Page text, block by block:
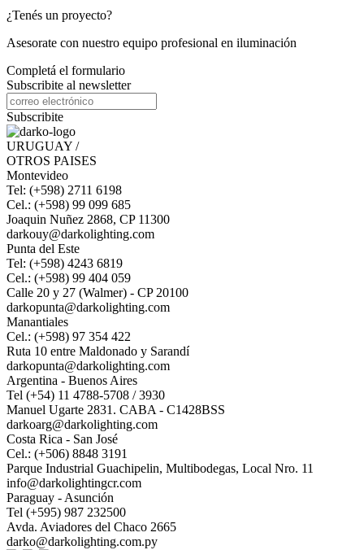
¿Tenés un proyecto?
Asesorate con nuestro equipo profesional en iluminación
Completá el formulario
Subscribite al newsletter
Subscribite
URUGUAY /
OTROS PAISES
Montevideo
Tel: (+598) 2711 6198
Cel.: (+598) 99 099 685
Joaquin Nuñez 2868, CP 11300
darkouy@darkolighting.com
Punta del Este
Tel: (+598) 4243 6819
Cel.: (+598) 99 404 059
Calle 20 y 27 (Walmer) - CP 20100
darkopunta@darkolighting.com
Manantiales
Cel.: (+598) 97 354 422
Ruta 10 entre Maldonado y Sarandí
darkopunta@darkolighting.com
Argentina - Buenos Aires
Tel (+54) 11 4788-5708 / 3930
Manuel Ugarte 2831. CABA - C1428BSS
darkoarg@darkolighting.com
Costa Rica - San José
Cel.: (+506) 8848 3191
Parque Industrial Guachipelin, Multibodegas, Local Nro. 11
info@darkolightingcr.com
Paraguay - Asunción
Tel (+595) 987 232500
Avda. Aviadores del Chaco 2665
darko@darkolighting.com.py